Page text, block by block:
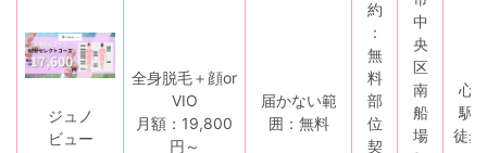
ジュノ
ビュー
全身脱毛＋顔or
VIO
月額：19,800
円～
届かない範
囲：無料
約
：
無
料
部
位
契
中
央
区
南
船
場
心
駅
徒